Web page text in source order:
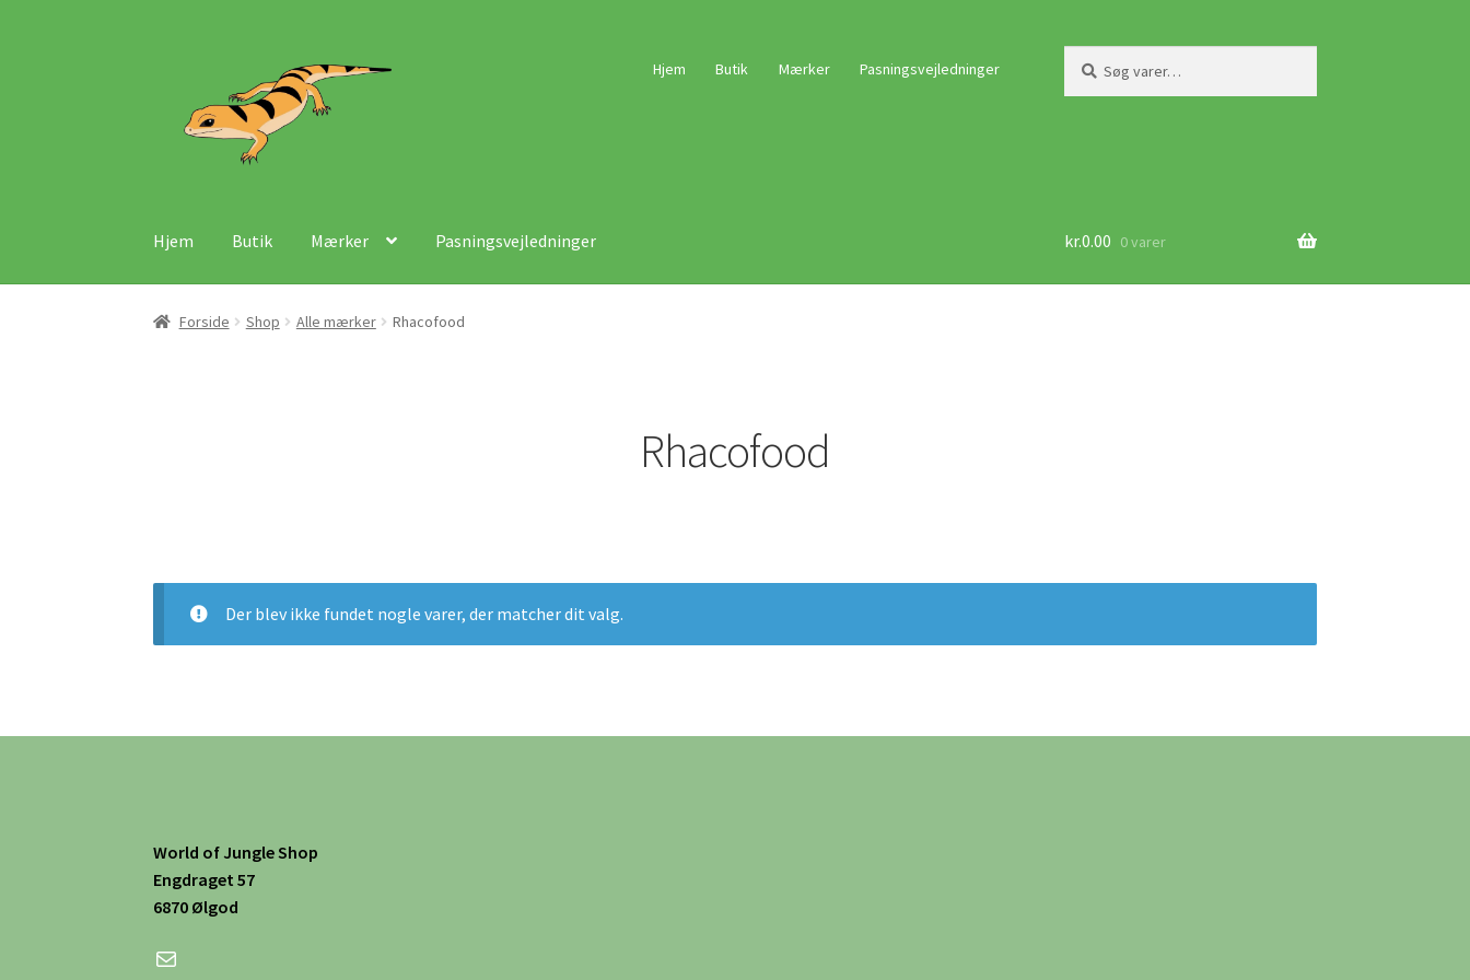
navigation
indhold
Hjem Butik Mærker Pasningsvejledninger
efter:
Hjem Butik Mærker Pasningsvejledninger kr.0.00 0 varer
Forside Shop Alle mærker Rhacofood
Rhacofood
Der blev ikke fundet nogle varer, der matcher dit valg.
World of Jungle Shop
Engdraget 57
6870 Ølgod
Mail